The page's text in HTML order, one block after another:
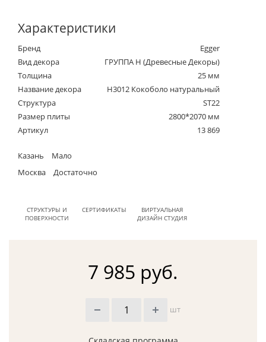
Характеристики
Бренд
Egger
Вид декора
ГРУППА Н (Древесные Декоры)
Толщина
25 мм
Название декора
H3012 Кокоболо натуральный
Структура
ST22
Размер плиты
2800*2070 мм
Артикул
13 869
Казань
Мало
Москва
Достаточно
СТРУКТУРЫ И
ПОВЕРХНОСТИ
СЕРТИФИКАТЫ
ВИРТУАЛЬНАЯ
ДИЗАЙН СТУДИЯ
7 985 руб.
шт